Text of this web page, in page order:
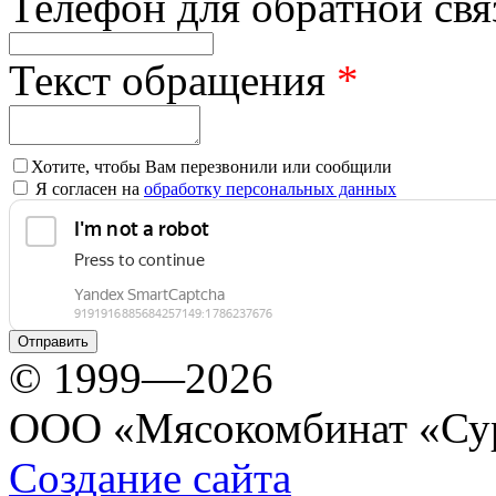
Текст обращения *
Хотите, чтобы Вам перезвонили или сообщили
Я согласен на обработку персональных данных
© 1999—2026
ООО «Мясокомбинат
Создание сайта